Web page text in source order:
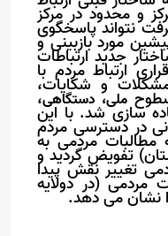
و محدود در مرکز
نتواند پاسخگوی
مورد بازبینی و
جدید ارتباطات
ارتباط مردم با
و شکایات،
ملی، دستگاهی،
سازی شد. با این
در دسترسی مردم
مطالبات مردمی به
تفویض گردید و
تغییر نقش پیدا
مردمی (در دولایه
نشان می دهد.